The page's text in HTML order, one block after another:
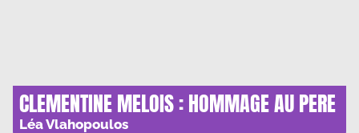
CLEMENTINE MELOIS : HOMMAGE AU PERE
Léa Vlahopoulos